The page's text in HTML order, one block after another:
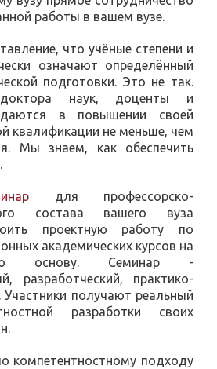
работы в вашем вузе.
что учёные степени и
означают определённый
подготовки. Это не так.
наук, доценты и
в повышении своей
квалификации не меньше, чем
Мы знаем, как обеспечить
для профессорско-
состава вашего вуза
проектную работу по
академических курсов на
основу. Семинар -
разработческий, практико-
Участники получают реальный
разработки своих
компетентностному подходу